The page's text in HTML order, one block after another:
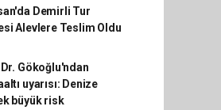
Demirli Tur
Alevlere Teslim Oldu
Gökoğlu'ndan
uyarısı: Denize
büyük risk